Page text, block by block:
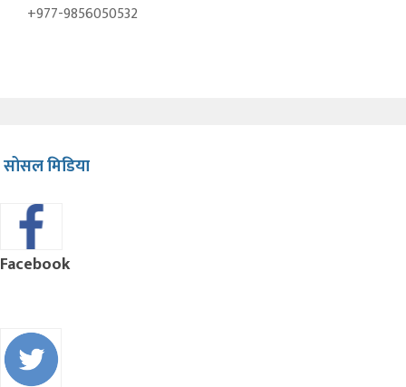
+977-9856050532
सोसल मिडिया
Facebook